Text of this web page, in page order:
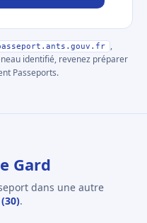
,
identifié, revenez préparer
Passeports.
Gard
dans une autre
.